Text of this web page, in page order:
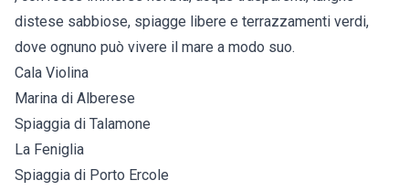
distese sabbiose, spiagge libere e terrazzamenti verdi,
dove ognuno può vivere il mare a modo suo.
Cala Violina
Marina di Alberese
Spiaggia di Talamone
La Feniglia
Spiaggia di Porto Ercole